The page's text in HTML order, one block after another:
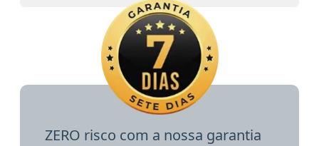
ZERO risco com a nossa garantia